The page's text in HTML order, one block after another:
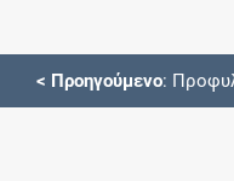
< Προηγούμενο: